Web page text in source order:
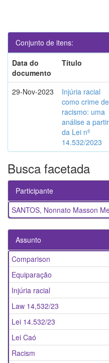
Conjunto de itens:
Data do
documento
Título
29-Nov-2023
Injúria racial
como crime de
racismo: uma
análise a partir
da Lei nº
14.532/2023
Busca facetada
Participante
SANTOS, Nonnato Masson
Assunto
Comparison
Equiparação
Injúria racial
Law 14,532/23
Lei 14.532/23
Lei Caó
Racism